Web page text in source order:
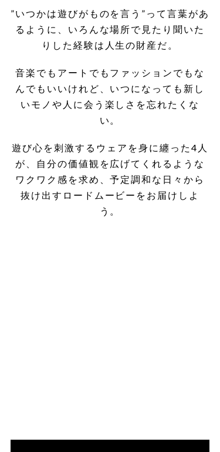
”いつかは遊びがものを言う”って言葉があ
るように、いろんな場所で見たり聞いた
りした経験は人生の財産だ。
音楽でもアートでもファッションでもな
んでもいいけれど、いつになっても新し
いモノや人に会う楽しさを忘れたくな
い。
遊び心を刺激するウェアを身に纏った4人
が、自分の価値観を広げてくれるような
ワクワク感を求め、予定調和な日々から
抜け出すロードムービーをお届けしよ
う。